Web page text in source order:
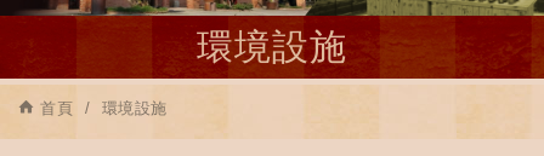
環境設施
首頁 環境設施
追蹤清單
匯款通知